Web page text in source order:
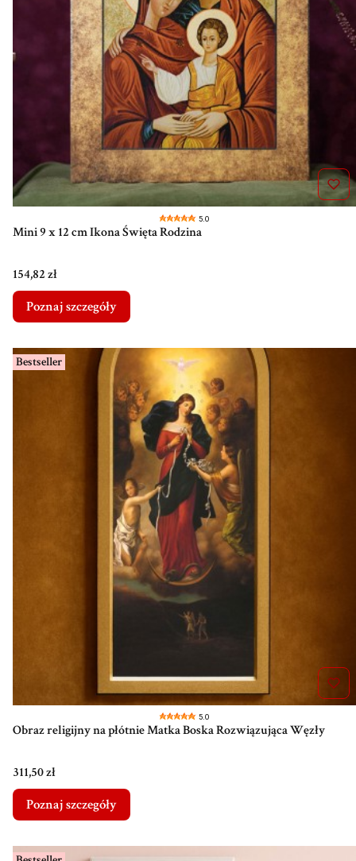
5.0
Mini 9 x 12 cm Ikona Święta Rodzina
Cena
154,82 zł
Poznaj szczegóły
Bestseller
5.0
Obraz religijny na płótnie Matka Boska Rozwiązująca Węzły
Cena
311,50 zł
Poznaj szczegóły